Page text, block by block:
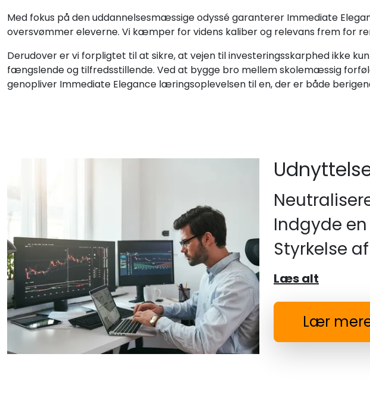
Med fokus på den uddannelsesmæssige odyssé garanterer Immediate
oversvømmer eleverne. Vi kæmper for videns kaliber og relevans frem for
Derudover er vi forpligtet til at sikre, at vejen til investeringsskarphed ikke
fængslende og tilfredsstillende. Ved at bygge bro mellem skolemæssig
genopliver Immediate Elegance læringsoplevelsen til en, der er både
Indgyde
Styrkelse
Læs alt
Lær